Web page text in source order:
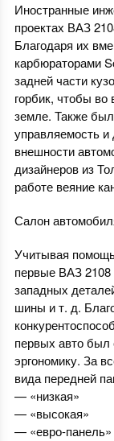
Иностранные
проектах ВАЗ
Благодаря их
карбюраторами
задней части
горбик, чтобы
земле. Также
управляемость и
внешности
дизайнеров из
работе веяние
Салон
Учитывая
первые ВАЗ 2108
западных
шины и т. д.
первых авто был
эргономику. За
вида передней
— «низкая»
— «высокая»
— «евро-панель»